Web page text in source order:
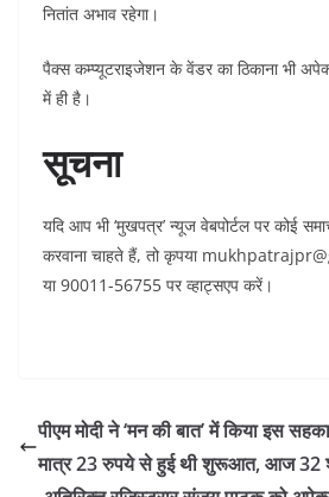
नितांत अभाव रहेगा।
पैक्स कम्प्यूटराइजेशन के वेंडर का ठिकाना भी
में ही है।
सूचना
यदि आप भी ‘मुखपत्र’ न्यूज वेबपोर्टल पर कोई
करवाना चाहते हैं, तो कृपया
या 90011-56755 पर व्हाट्सएप करें।
पीएम मोदी ने ‘मन की बात’ में किया इस
मात्र 23 रुपये से हुई थी शुरूआत, आज 32